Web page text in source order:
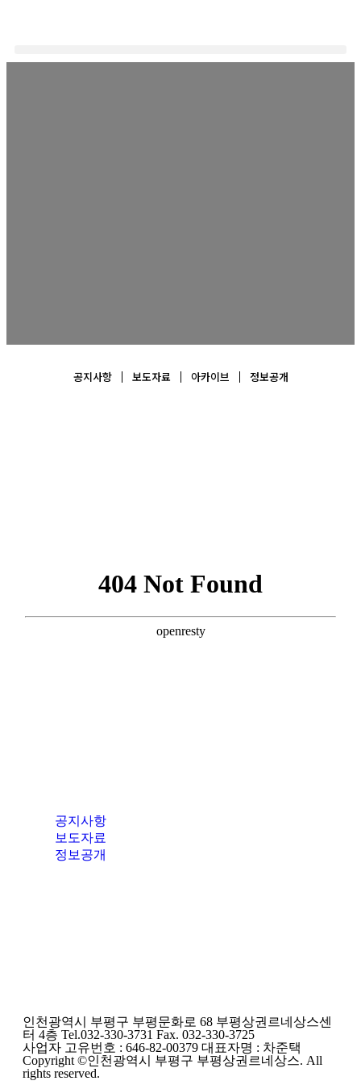
공지사항 보도자료 아카이브 정보공개
공지사항
보도자료
정보공개
인천광역시 부평구 부평문화로 68 부평상권르네상스센
터 4층 Tel.032-330-3731 Fax. 032-330-3725
사업자 고유번호 : 646-82-00379 대표자명 : 차준택
Copyright ©인천광역시 부평구 부평상권르네상스. All
rights reserved.